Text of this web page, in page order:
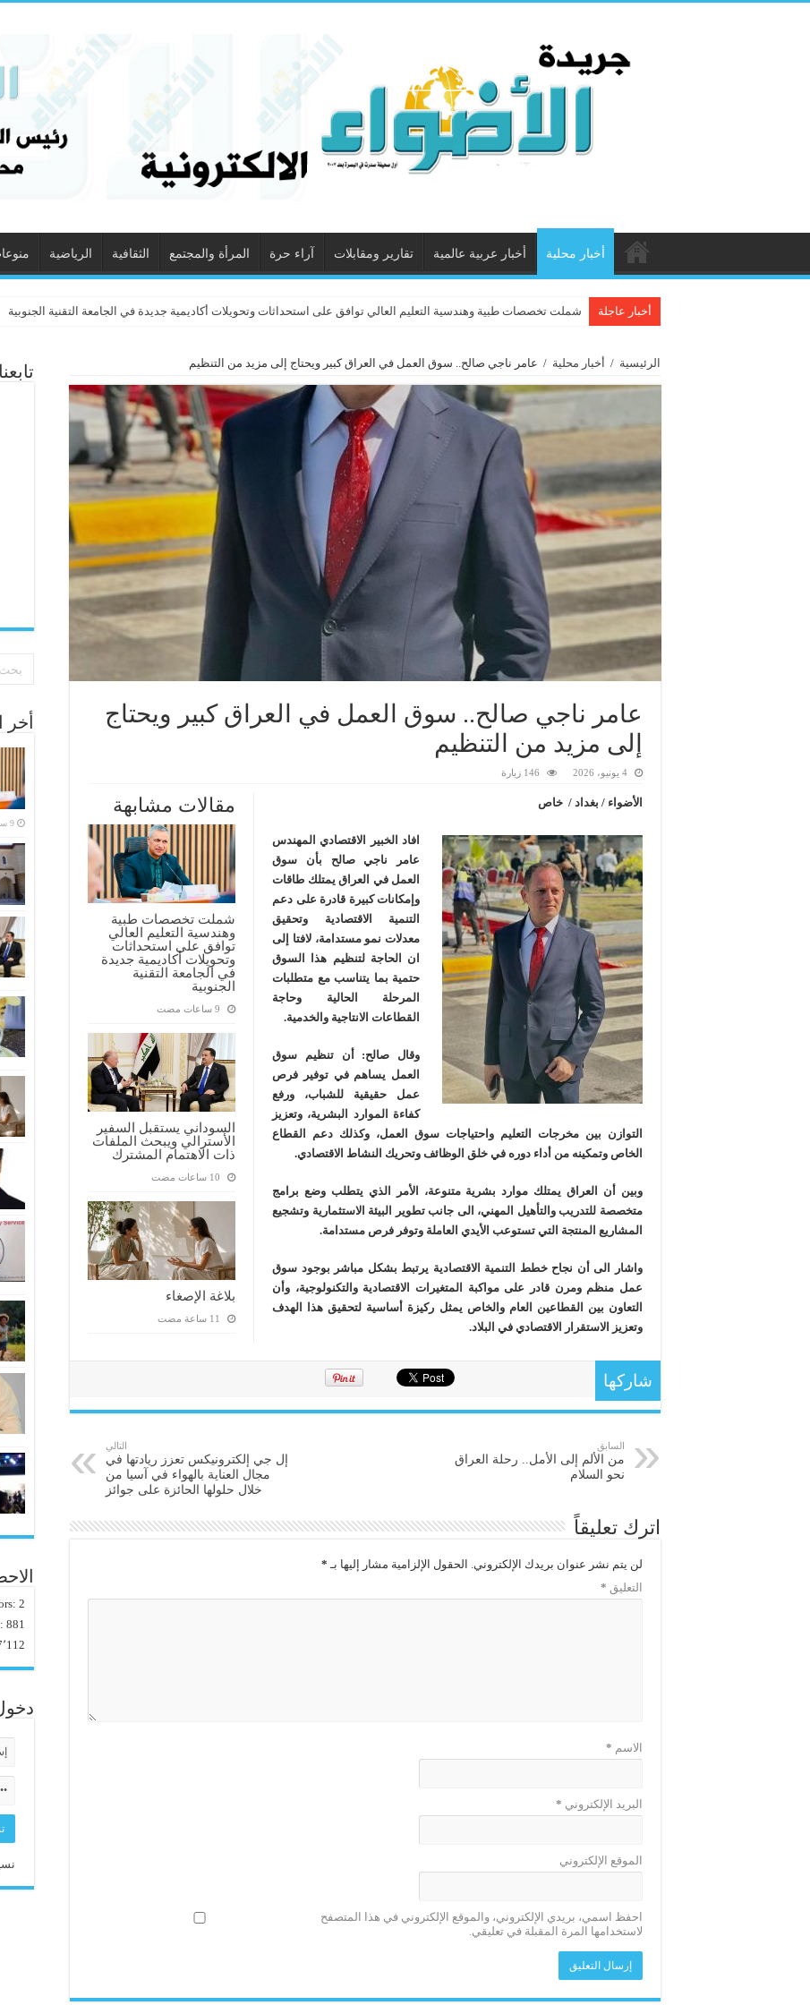
أخبار محلية أخبار عربية عالمية تقارير ومقابلات آراء حرة المرأة والمجتمع الثقافية الرياضية
أخبار عاجلة شملت تخصصات طبية وهندسية التعليم العالي توافق على استحداثات وتحويلات أكاديمية جديدة في الجامعة التقنية الجنوبية
الرئيسية / أخبار محلية / عامر ناجي صالح.. سوق العمل في العراق كبير ويحتاج إلى مزيد من التنظيم
عامر ناجي صالح.. سوق العمل في العراق كبير ويحتاج
إلى مزيد من التنظيم
4 يونيو، 2026 146 زيارة
مقالات مشابهة
شملت تخصصات طبية
وهندسية التعليم العالي
توافق على استحداثات
وتحويلات أكاديمية جديدة
في الجامعة التقنية
الجنوبية
السوداني يستقبل السفير
الأسترالي ويبحث الملفات
ذات الاهتمام المشترك
بلاغة الإصغاء
الأضواء / بغداد / خاص
افاد الخبير الاقتصادي المهندس
عامر ناجي صالح بأن سوق
العمل في العراق يمتلك طاقات
وإمكانات كبيرة قادرة على دعم
التنمية الاقتصادية وتحقيق
معدلات نمو مستدامة، لافتا إلى
ان الحاجة لتنظيم هذا السوق
حتمية بما يتناسب مع متطلبات
المرحلة الحالية وحاجة
القطاعات الانتاجية والخدمية.
وقال صالح: أن تنظيم سوق
العمل يساهم في توفير فرص
عمل حقيقية للشباب، ورفع
كفاءة الموارد البشرية، وتعزيز
التوازن بين مخرجات التعليم واحتياجات سوق العمل، وكذلك دعم القطاع
الخاص وتمكينه من أداء دوره في خلق الوظائف وتحريك النشاط الاقتصادي.
وبين أن العراق يمتلك موارد بشرية متنوعة، الأمر الذي يتطلب وضع برامج
متخصصة للتدريب والتأهيل المهني، الى جانب تطوير البيئة الاستثمارية وتشجيع
المشاريع المنتجة التي تستوعب الأيدي العاملة وتوفر فرص مستدامة.
واشار الى أن نجاح خطط التنمية الاقتصادية يرتبط بشكل مباشر بوجود سوق
عمل منظم ومرن قادر على مواكبة المتغيرات الاقتصادية والتكنولوجية، وأن
التعاون بين القطاعين العام والخاص يمثل ركيزة أساسية لتحقيق هذا الهدف
وتعزيز الاستقرار الاقتصادي في البلاد.
شاركها
السابق
من الألم إلى الأمل.. رحلة العراق
نحو السلام
التالي
إل جي إلكترونيكس تعزز ريادتها في
مجال العناية بالهواء في آسيا من
خلال حلولها الحائزة على جوائز
اترك تعليقاً
لن يتم نشر عنوان بريدك الإلكتروني. الحقول الإلزامية مشار إليها بـ *
التعليق *
الاسم *
البريد الإلكتروني *
الموقع الإلكتروني
احفظ اسمي، بريدي الإلكتروني، والموقع الإلكتروني في هذا المتصفح
لاستخدامها المرة المقبلة في تعليقي.
أخر
2
881